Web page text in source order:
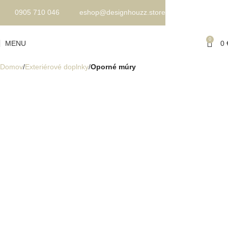
MENU 0 0
Domov Exteriérové doplnky Oporné múry
0905 710 046 eshop@designhouzz.store